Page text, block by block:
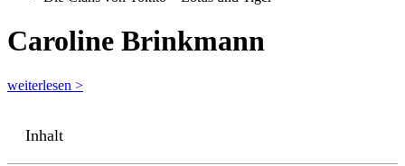
Caroline Brinkmann
weiterlesen >
Inhalt